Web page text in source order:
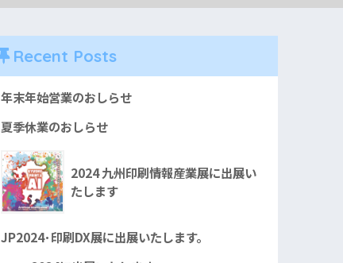
Recent Posts
年末年始営業のおしらせ
夏季休業のおしらせ
2024 九州印刷情報産業展に出展い
たします
JP2024･印刷DX展に出展いたします。